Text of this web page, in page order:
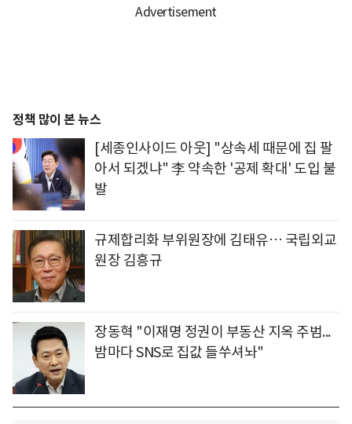
정책 많이 본 뉴스
[세종인사이드 아웃] "상속세 때문에 집 팔
아서 되겠냐" 李 약속한 '공제 확대' 도입 불
발
규제합리화 부위원장에 김태유… 국립외교
원장 김흥규
장동혁 "이재명 정권이 부동산 지옥 주범...
밤마다 SNS로 집값 들쑤셔놔"